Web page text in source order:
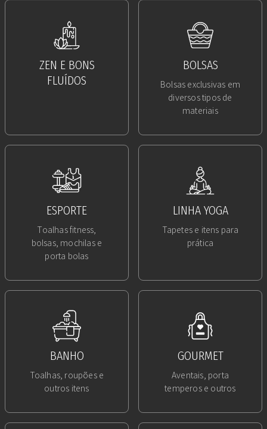
ZEN E BONS
FLUÍDOS
BOLSAS
Bolsas exclusivas em
diversos tipos de
materiais
ESPORTE
Toalhas fitness,
bolsas, mochilas e
porta bolas
LINHA YOGA
Tapetes e itens para
prática
BANHO
Toalhas, roupões e
outros itens
GOURMET
Aventais, porta
temperos e outros